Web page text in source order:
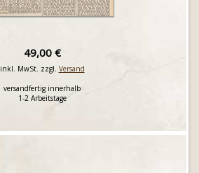
49,00 €
inkl. MwSt. zzgl. Versand
versandfertig innerhalb
1-2 Arbeitstage